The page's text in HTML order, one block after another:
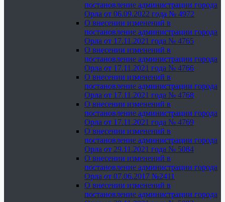
постановление администрации города
Орла от 06.09.2022 года № 4972
О внесении изменений в
постановление администрации города
Орла от 17.11.2021 года № 4765
О внесении изменений в
постановление администрации города
Орла от 17.11.2021 года № 4766
О внесении изменений в
постановление администрации города
Орла от 17.11.2021 года № 4768
О внесении изменений в
постановление администрации города
Орла от 17.11.2021 года № 4769
О внесении изменений в
постановление администрации города
Орла от 29.11.2021 года № 5084
О внесении изменений в
постановление администрации города
Орла от 07.06.2017 №2411
О внесении изменений в
постановление администрации города